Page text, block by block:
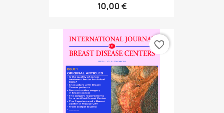
10,00 €
favorite_border